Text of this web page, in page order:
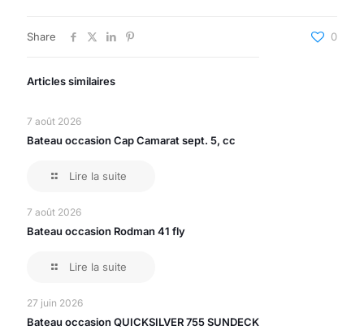
Share 0
Articles similaires
7 août 2026
Bateau occasion Cap Camarat sept. 5, cc
Lire la suite
7 août 2026
Bateau occasion Rodman 41 fly
Lire la suite
27 juin 2026
Bateau occasion QUICKSILVER 755 SUNDECK